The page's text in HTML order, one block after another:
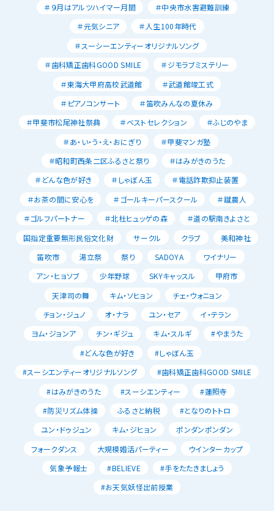
＃９月はアルツハイマー月間
＃中央市水害避難訓練
＃元気シニア
＃人生100年時代
＃スーシーエンティーオリジナルソング
＃歯科矯正歯科GOOD SMILE
＃ジモラブミステリー
＃東海大甲府高校武道館
＃武道館竣工式
＃ピアノコンサート
＃笛吹みんなの夏休み
＃甲斐市松尾神社祭典
＃ベストセレクション
＃ふじのやま
＃あ・い・う・え・おにぎり
＃甲斐マンガ塾
＃昭和町西条二区ふるさと祭り
＃はみがきのうた
＃どんな色が好き
＃しゃぼん玉
＃電話詐欺抑止装置
＃お茶の間に安心を
＃ゴールキーパースクール
＃蹴農人
＃ゴルフパートナー
＃北杜ヒュッゲの森
＃道の駅南きよさと
国指定重要無形民俗文化財
サークル クラブ
美和神社
笛吹市
湯立祭 祭り SADOYA
ワイナリー
アン・ヒョソブ
少年野球 SKYキャッスル
甲府市
天津司の舞
キム・ソヒョン
チェ・ウォニョン
チョン・ジュノ
オ・ナラ ユン・セア
イ・テラン
ヨム・ジョンア
チン・ギジュ キム・スルギ
#やまうた
#どんな色が好き
#しゃぼん玉
#スーシエンティーオリジナルソング
#歯科矯正歯科GOOD SMILE
#はみがきのうた
#スーシエンティー
#蓮照寺
#防災リズム体操
ふるさと納税
#となりのトトロ
ユン・ドゥジュン
キム・ジヒョン
ポンダンポンダン
フォークダンス
大規模婚活パーティー
ウインターカップ
気象予報士
#BELIEVE
#手をたたきましょう
#お天気妖怪出前授業